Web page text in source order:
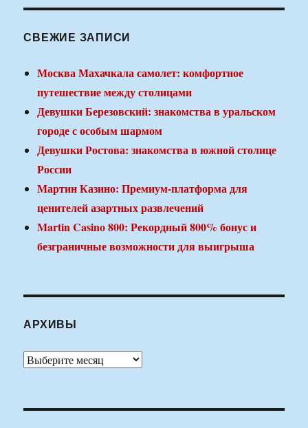
СВЕЖИЕ ЗАПИСИ
Москва Махачкала самолет: комфортное
путешествие между столицами
Девушки Березовский: знакомства в уральском
городе с особым шармом
Девушки Ростова: знакомства в южной столице
России
Мартин Казино: Премиум-платформа для
ценителей азартных развлечений
Martin Casino 800: Рекордный 800% бонус и
безграничные возможности для выигрыша
АРХИВЫ
Архивы